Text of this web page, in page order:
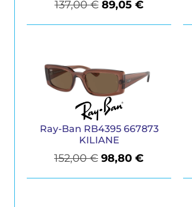
137,00€ 89,05 €
Ray-Ban RB4395 667873
KILIANE
152,00€ 98,80€